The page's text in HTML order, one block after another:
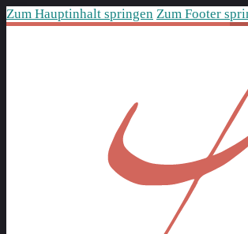
Zum Hauptinhalt springen Zum Footer